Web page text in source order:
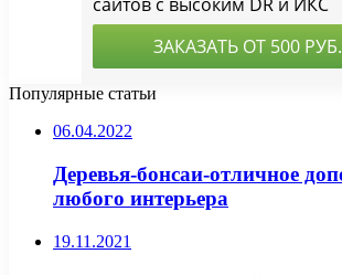
Популярные статьи
06.04.2022
Деревья-бонсаи-отличное
любого интерьера
19.11.2021